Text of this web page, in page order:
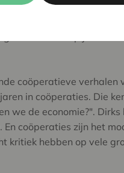
in dit
volgens welke
etc. Loop je rond
coöperatieve verhalen
in coöperaties. Die
we de economie?". Dirks
coöperaties zijn het
kritiek hebben op vele